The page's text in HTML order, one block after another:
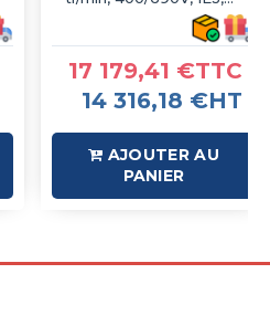
17 179,41 €TTC
14 316,18 €HT
AJOUTER AU
PANIER